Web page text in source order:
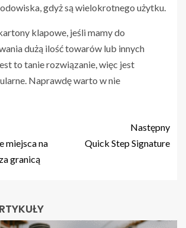
gdyż są wielokrotnego użytku.
klapowe, jeśli mamy do
dużą ilość towarów lub innych
to tanie rozwiązanie, więc jest
Naprawdę warto w nie
miejsca na
granicą
Następny
Quick Step Signature